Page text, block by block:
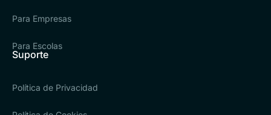
Para Empresas
Para Escolas
Suporte
Política de Privacidad